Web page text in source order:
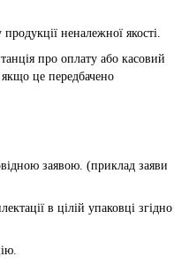
неналежної якості.
про оплату або касовий
це передбачено
заявою. (приклад заяви
в цілій упаковці згідно